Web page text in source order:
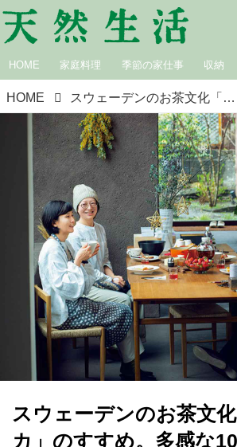
HOME 家庭料理 季節の家仕事 収納
HOME スウェーデンのお茶文化「フィーカ」のすすめ。多感な10代の“生きづらさ”をほぐしてくれた、温かなお茶時間／TE HANDEL・加瀬さやかさん
スウェーデンのお茶文
カ」のすすめ。多感な